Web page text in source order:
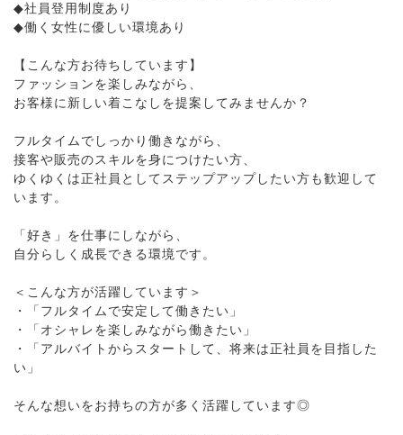
◆社員登用制度あり
◆働く女性に優しい環境あり
【こんな方お待ちしています】
ファッションを楽しみながら、
お客様に新しい着こなしを提案してみませんか？
フルタイムでしっかり働きながら、
接客や販売のスキルを身につけたい方、
ゆくゆくは正社員としてステップアップしたい方も歓迎して
います。
「好き」を仕事にしながら、
自分らしく成長できる環境です。
＜こんな方が活躍しています＞
・「フルタイムで安定して働きたい」
・「オシャレを楽しみながら働きたい」
・「アルバイトからスタートして、将来は正社員を目指した
い」
そんな想いをお持ちの方が多く活躍しています◎